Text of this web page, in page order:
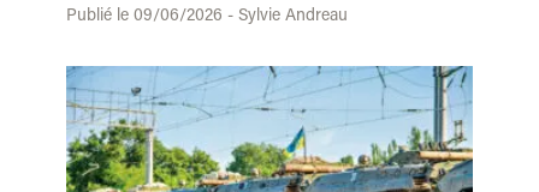
Publié le 09/06/2026 - Sylvie Andreau